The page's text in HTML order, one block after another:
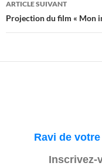
ARTICLE SUIVANT
Projection du film « Mon
Ravi de
Inscrivez-